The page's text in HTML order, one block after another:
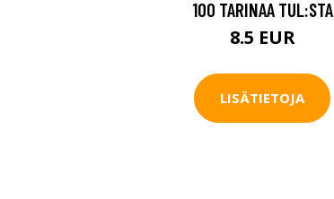
100 TARINAA TUL:STA
8.5 EUR
LISÄTIETOJA